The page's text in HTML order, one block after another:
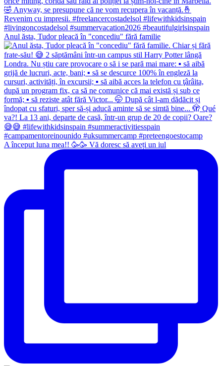
Anul ăsta, Tudor pleacă în "concediu" fără familie
A început luna mea!! 🥳🥳 Vă doresc să aveți un iul